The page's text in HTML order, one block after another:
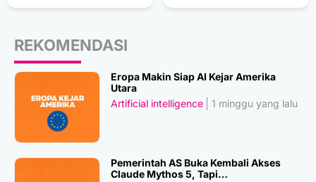
REKOMENDASI
Eropa Makin Siap AI Kejar Amerika
Utara
Artificial intelligence
1 minggu yang lalu
Pemerintah AS Buka Kembali Akses
Claude Mythos 5, Tapi…